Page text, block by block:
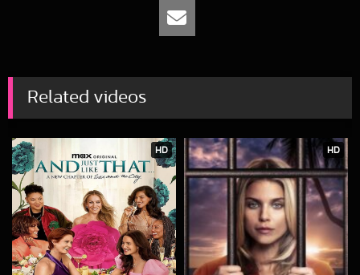
Related videos
HD HD